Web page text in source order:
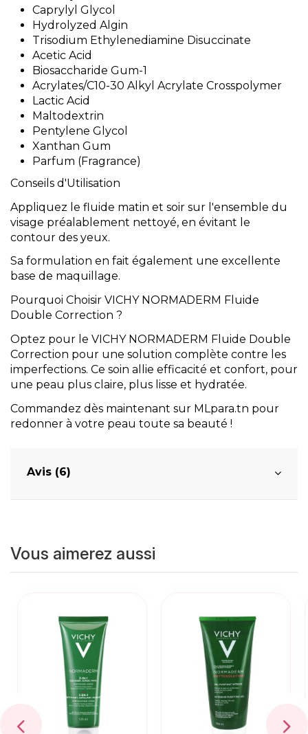
Caprylyl Glycol
Hydrolyzed Algin
Trisodium Ethylenediamine Disuccinate
Acetic Acid
Biosaccharide Gum-1
Acrylates/C10-30 Alkyl Acrylate Crosspolymer
Lactic Acid
Maltodextrin
Pentylene Glycol
Xanthan Gum
Parfum (Fragrance)
Conseils d'Utilisation
Appliquez le fluide matin et soir sur l'ensemble du
visage préalablement nettoyé, en évitant le
contour des yeux.
Sa formulation en fait également une excellente
base de maquillage.
Pourquoi Choisir VICHY NORMADERM Fluide
Double Correction ?
Optez pour le VICHY NORMADERM Fluide Double
Correction pour une solution complète contre les
imperfections. Ce soin allie efficacité et confort, pour
une peau plus claire, plus lisse et hydratée.
Commandez dès maintenant sur MLpara.tn pour
redonner à votre peau toute sa beauté !
Avis (6)
Vous aimerez aussi